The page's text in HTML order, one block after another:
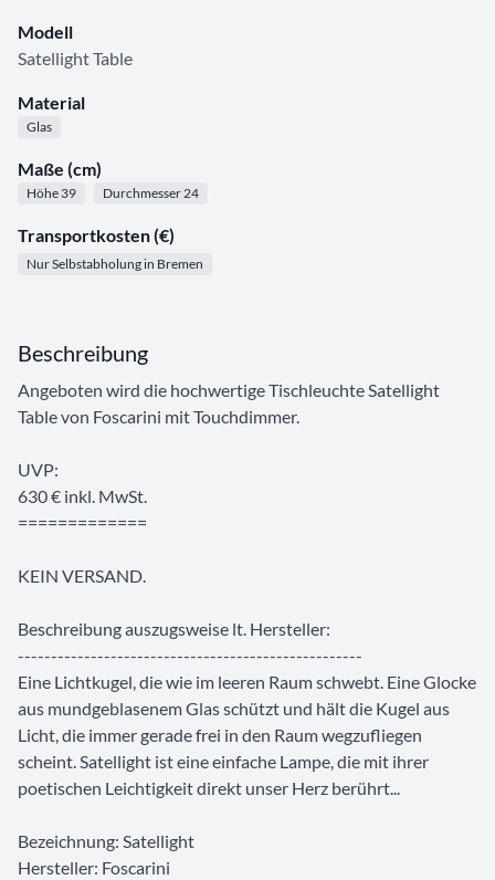
Modell
Satellight Table
Material
Glas
Maße (cm)
Höhe 39 Durchmesser 24
Transportkosten (€)
Nur Selbstabholung in Bremen
Beschreibung
Angeboten wird die hochwertige Tischleuchte Satellight
Table von Foscarini mit Touchdimmer.
UVP:
630 € inkl. MwSt.
=============
KEIN VERSAND.
Beschreibung auszugsweise lt. Hersteller:
----------------------------------------------------
Eine Lichtkugel, die wie im leeren Raum schwebt. Eine Glocke
aus mundgeblasenem Glas schützt und hält die Kugel aus
Licht, die immer gerade frei in den Raum wegzufliegen
scheint. Satellight ist eine einfache Lampe, die mit ihrer
poetischen Leichtigkeit direkt unser Herz berührt...
Bezeichnung: Satellight
Hersteller: Foscarini